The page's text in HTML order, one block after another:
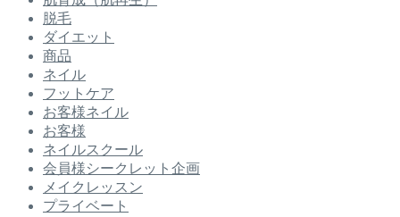
脱毛
ダイエット
商品
ネイル
フットケア
お客様ネイル
お客様
ネイルスクール
会員様シークレット企画
メイクレッスン
プライベート